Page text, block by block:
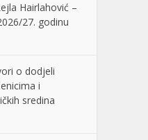
Hairlahović –
27. godinu
o dodjeli
i
sredina